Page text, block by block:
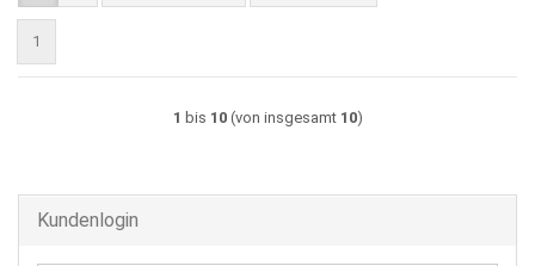
1
1 bis 10(von insgesamt 10)
Kundenlogin